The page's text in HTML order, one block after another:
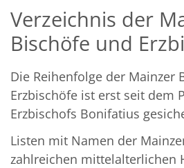
Verzeichnis der
Bischöfe und
Die Reihenfolge der Mainzer
Erzbischöfe ist erst seit dem
Erzbischofs Bonifatius
Listen mit Namen der
zahlreichen mittelalterlichen